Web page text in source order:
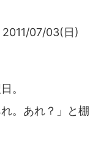
07/03(日)
。
。あれ？」と棚